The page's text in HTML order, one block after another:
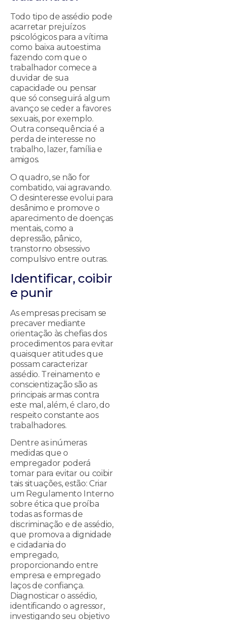
Todo tipo de assédio pode
acarretar prejuízos
psicológicos para a vítima
como baixa autoestima
fazendo com que o
trabalhador comece a
duvidar de sua
capacidade ou pensar
que só conseguirá algum
avanço se ceder a favores
sexuais, por exemplo.
Outra consequência é a
perda de interesse no
trabalho, lazer, família e
amigos.
O quadro, se não for
combatido, vai agravando.
O desinteresse evolui para
desânimo e promove o
aparecimento de doenças
mentais, como a
depressão, pânico,
transtorno obsessivo
compulsivo entre outras.
Identificar, coibir
e punir
As empresas precisam se
precaver mediante
orientação às chefias dos
procedimentos para evitar
quaisquer atitudes que
possam caracterizar
assédio. Treinamento e
conscientização são as
principais armas contra
este mal, além, é claro, do
respeito constante aos
trabalhadores.
Dentre as inúmeras
medidas que o
empregador poderá
tomar para evitar ou coibir
tais situações, estão: Criar
um Regulamento Interno
sobre ética que proíba
todas as formas de
discriminação e de assédio,
que promova a dignidade
e cidadania do
empregado,
proporcionando entre
empresa e empregado
laços de confiança.
Diagnosticar o assédio,
identificando o agressor,
investigando seu objetivo